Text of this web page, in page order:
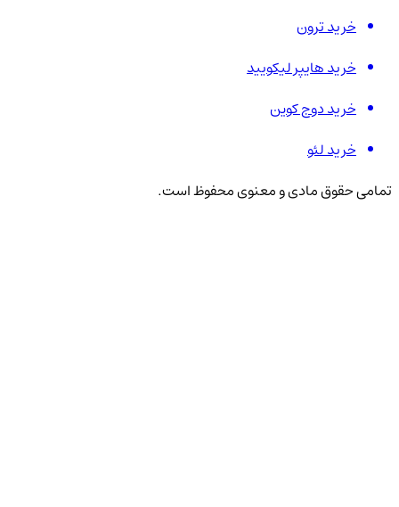
خرید ترون
خرید هایپر لیکویید
خرید دوج کوین
خرید لئو
تمامی حقوق مادی و معنوی محفوظ است.